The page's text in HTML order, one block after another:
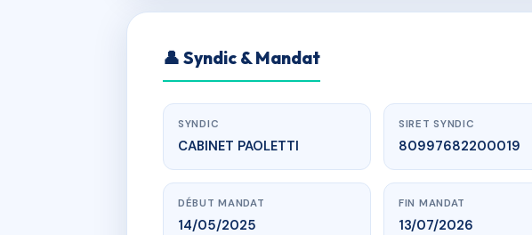
👤 Syndic & Mandat
SYNDIC
CABINET PAOLETTI
SIRET SYNDIC
80997682200019
DÉBUT MANDAT
14/05/2025
FIN MANDAT
13/07/2026